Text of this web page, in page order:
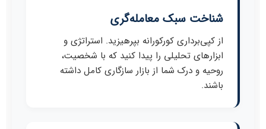
شناخت سبک معامله‌گری
از کپی‌برداری کورکورانه بپرهیزید. استراتژی و
ابزارهای تحلیلی را پیدا کنید که با شخصیت،
روحیه و درک شما از بازار سازگاری کامل داشته
باشند.